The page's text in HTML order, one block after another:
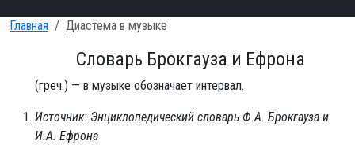
Главная Диастема в музыке
Словарь Брокгауза и Ефрона
(греч.) — в музыке обозначает интервал.
Источник: Энциклопедический словарь Ф.А. Брокгауза и
И.А. Ефрона